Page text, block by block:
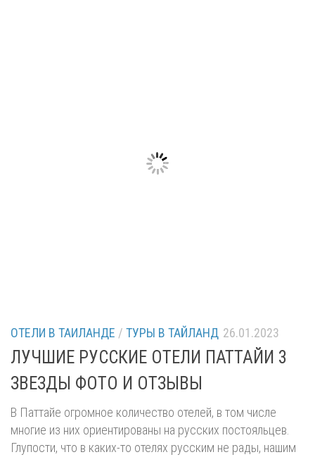
ОТЕЛИ В ТАИЛАНДЕ / ТУРЫ В ТАЙЛАНД 26.01.2023
ЛУЧШИЕ РУССКИЕ ОТЕЛИ ПАТТАЙИ 3
ЗВЕЗДЫ ФОТО И ОТЗЫВЫ
В Паттайе огромное количество отелей, в том числе
многие из них ориентированы на русских постояльцев.
Глупости, что в каких-то отелях русским не рады, нашим